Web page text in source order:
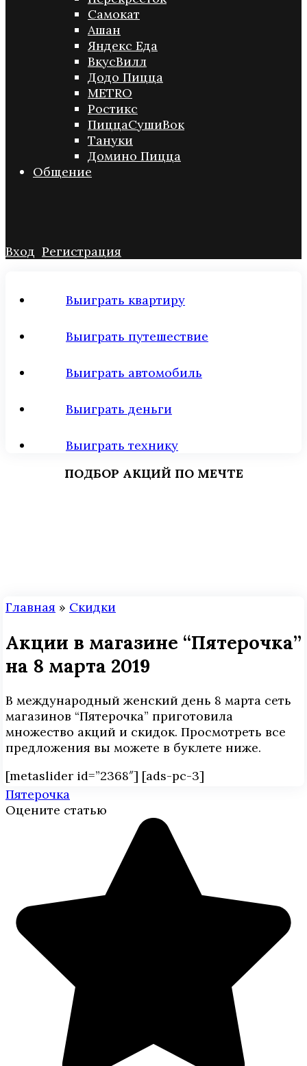
Самокат
Ашан
Яндекс Еда
ВкусВилл
Додо Пицца
METRO
Ростикс
ПиццаСушиВок
Тануки
Домино Пицца
Общение
Вход Регистрация
Выиграть квартиру
Выиграть путешествие
Выиграть автомобиль
Выиграть деньги
Выиграть технику
ПОДБОР АКЦИЙ ПО МЕЧТЕ
Главная » Скидки
Акции в магазине “Пятерочка”
на 8 марта 2019
В международный женский день 8 марта сеть
магазинов “Пятерочка” приготовила
множество акций и скидок. Просмотреть все
предложения вы можете в буклете ниже.
[metaslider id=”2368″] [ads-pc-3]
Пятерочка
Оцените статью